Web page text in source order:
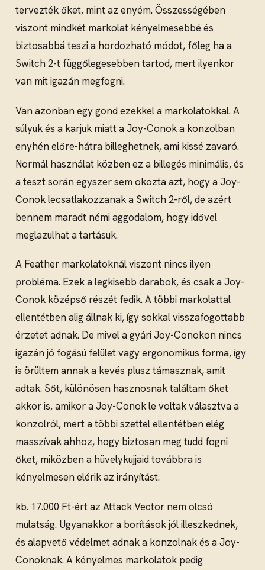
tervezték őket, mint az enyém. Összességében
viszont mindkét markolat kényelmesebbé és
biztosabbá teszi a hordozható módot, főleg ha a
Switch 2-t függőlegesebben tartod, mert ilyenkor
van mit igazán megfogni.
Van azonban egy gond ezekkel a markolatokkal. A
súlyuk és a karjuk miatt a Joy-Conok a konzolban
enyhén előre-hátra billeghetnek, ami kissé zavaró.
Normál használat közben ez a billegés minimális, és
a teszt során egyszer sem okozta azt, hogy a Joy-
Conok lecsatlakozzanak a Switch 2-ről, de azért
bennem maradt némi aggodalom, hogy idővel
meglazulhat a tartásuk.
A Feather markolatoknál viszont nincs ilyen
probléma. Ezek a legkisebb darabok, és csak a Joy-
Conok középső részét fedik. A többi markolattal
ellentétben alig állnak ki, így sokkal visszafogottabb
érzetet adnak. De mivel a gyári Joy-Conokon nincs
igazán jó fogású felület vagy ergonomikus forma, így
is örültem annak a kevés plusz támasznak, amit
adtak. Sőt, különösen hasznosnak találtam őket
akkor is, amikor a Joy-Conok le voltak választva a
konzolról, mert a többi szettel ellentétben elég
masszívak ahhoz, hogy biztosan meg tudd fogni
őket, miközben a hüvelykujjaid továbbra is
kényelmesen elérik az irányítást.
kb. 17.000 Ft-ért az Attack Vector nem olcsó
mulatság. Ugyanakkor a borítások jól illeszkednek,
és alapvető védelmet adnak a konzolnak és a Joy-
Conoknak. A kényelmes markolatok pedig